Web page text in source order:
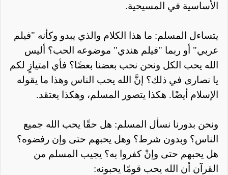
الأساسية في المسيحية.
يتساءل المسلم: ما هذا الكلام والذي يبدو وكأنه "فيلم
عربي" أو ربما "فيلم هندي" موضوعه الحب؟ أليس
الله يحب الكل ونحن نحب بعضنا بعضًا؟ فأي امتيازٍ لكم
يا نصارى في ذلك؟ إنَّ الله يحب الناس وهذا ما يقوله
الإسلام أيضًا. هكذا يتصور المسلم، وهكذا يعتقد.
ونحن بدورنا نسأل المسلم: هل حقًا يحب الله جميع
الناس؟ وبدون شرط؟ وهل يحبهم حتى وإن رفضوه؟
هل يحبهم حتى وإنْ كفروا به؟ يجيب المسلم من
القرآن أن الله يحب قومًا يحبونه: